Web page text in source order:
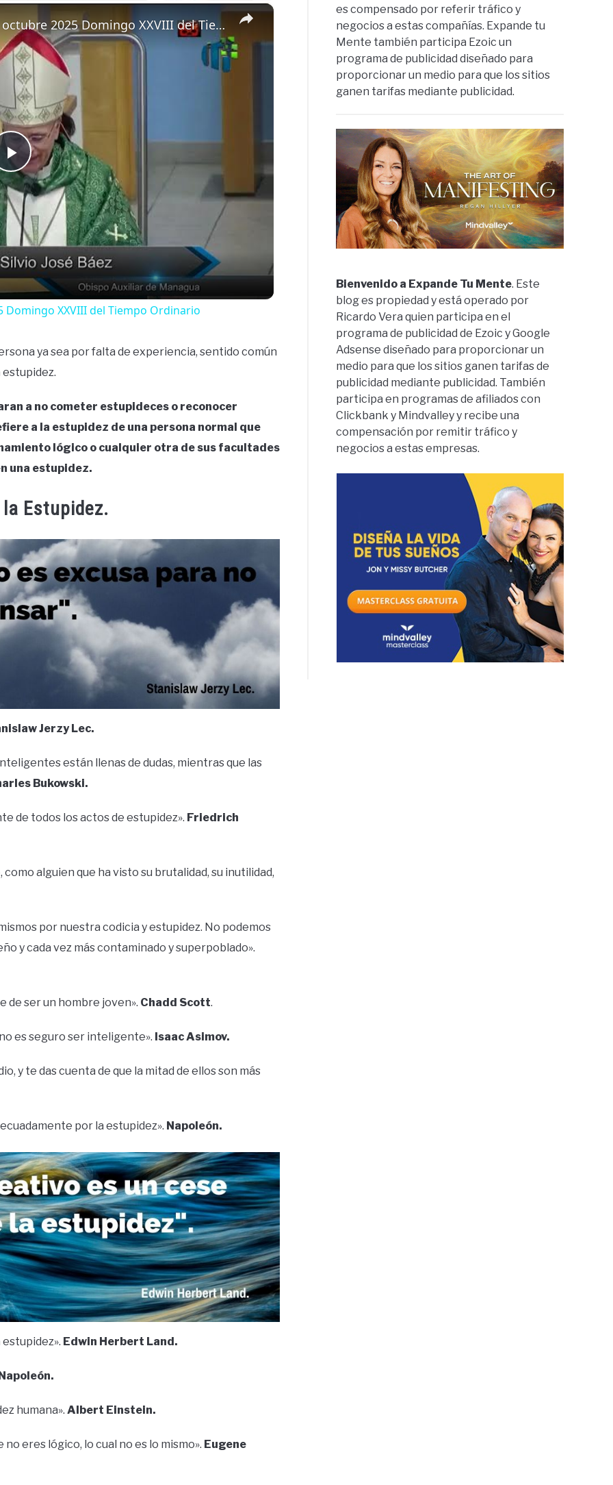
×
Play
Video
Homilía de monseñor Silvio Báez 12 octubre 2025 Domingo XXVIII del Tiempo Ordinario
XXVIII del Tiempo Ordinario
ya sea por falta de experiencia, sentido común
a no cometer estupideces o reconocer
a la estupidez de una persona normal que
lógico o cualquier otra de sus facultades
una estupidez.
Estupidez.
Jerzy Lec.
están llenas de dudas, mientras que las
Bukowski.
de todos los actos de estupidez». Friedrich
alguien que ha visto su brutalidad, su inutilidad,
por nuestra codicia y estupidez. No podemos
y cada vez más contaminado y superpoblado».
de ser un hombre joven». Chadd Scott.
es seguro ser inteligente». Isaac Asimov.
y te das cuenta de que la mitad de ellos son más
por la estupidez». Napoleón.
Edwin Herbert Land.
humana». Albert Einstein.
eres lógico, lo cual no es lo mismo». Eugene
es compensado por referir tráfico y
negocios a estas compañías. Expande tu
Mente también participa Ezoic un
programa de publicidad diseñado para
proporcionar un medio para que los sitios
ganen tarifas mediante publicidad.
Bienvenido a Expande Tu Mente. Este
blog es propiedad y está operado por
Ricardo Vera quien participa en el
programa de publicidad de Ezoic y Google
Adsense diseñado para proporcionar un
medio para que los sitios ganen tarifas de
publicidad mediante publicidad. También
participa en programas de afiliados con
Clickbank y Mindvalley y recibe una
compensación por remitir tráfico y
negocios a estas empresas.